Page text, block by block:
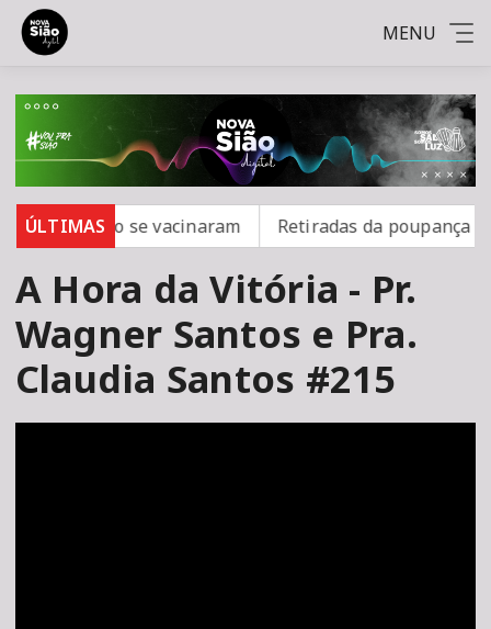
MENU
ÚLTIMAS
16 não se vacinaram Retiradas da poupança
A Hora da Vitória - Pr.
Wagner Santos e Pra.
Claudia Santos #215